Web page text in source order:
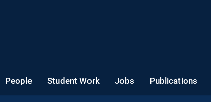
People Student Work Jobs Publications